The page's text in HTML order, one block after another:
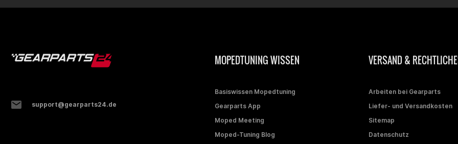
support@gearparts24.de
MOPEDTUNING WISSEN
Basiswissen Mopedtuning
Gearparts App
Moped Meeting
Moped-Tuning Blog
VERSAND &
Arbeiten bei Gearparts
Liefer- und Versandkosten
Sitemap
Datenschutz